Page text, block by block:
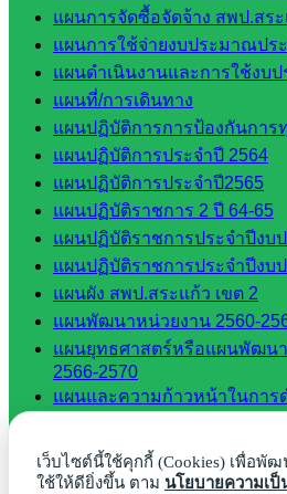
แผนการจัดซื้อจัดจ้าง สพป.สระ
แผนการใช้จ่ายงบประมาณปร
แผนดำเนินงานและการใช้งบ
แผนที่/การเดินทาง
แผนปฏิบัติการการป้องกันการ
แผนปฏิบัติการประจำปี 2564
แผนปฏิบัติการประจำปี2565
แผนปฏิบัติราชการ 2 ปี 64-65
แผนปฏิบัติราชการประจำปีงบ
แผนปฏิบัติราชการประจำปีงบ
แผนผัง สพป.สระแก้ว เขต 2
แผนพัฒนาหน่วยงาน 2560-
แผนยุทธศาสตร์หรือแผนพัฒน
2566-2570
แผนและความก้าวหน้าในการ
โครงสร้าง หน้าที่และอำนาจ
โครงสร้างสพป.สระแก้ว เขต 2
::: ©2021 sakarea2.go.th. All rights
สอบถามได้นะคะ
Line
Tel 037-232263:
เว็บไซต์นี้ใช้คุกกี้ (Cookies) เพื่อพั
ใช้ให้ดียิ่งขึ้น ตาม นโยบายความเป็